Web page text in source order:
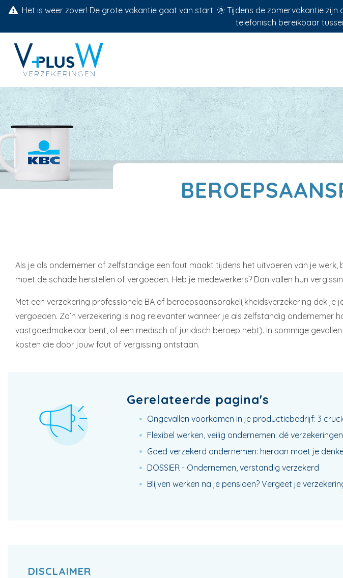
Het is weer zover! De grote vakantie gaat van start. 🌞 Tijdens de zomervakantie
telefonisch bereikbaar
Als je als ondernemer of zelfstandige een fout maakt tijdens het uitvoeren van je
moet de schade herstellen of vergoeden. Heb je medewerkers? Dan vallen hun
Met een verzekering professionele BA of beroepsaansprakelijkheidsverzekering dek
vergoeden. Zo’n verzekering is nog relevanter wanneer je als zelfstandig
vastgoedmakelaar bent, of een medisch of juridisch beroep hebt). In sommige
kosten die door jouw fout of vergissing ontstaan.
Gerelateerde pagina's
Ongevallen voorkomen in je productiebedrijf: 3
Flexibel werken, veilig ondernemen: dé
Goed verzekerd ondernemen: hieraan moet je
DOSSIER - Ondernemen, verstandig verzekerd
Blijven werken na je pensioen? Vergeet je
DISCLAIMER